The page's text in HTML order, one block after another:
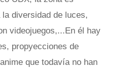
diversidad de luces,
videojuegos,...En él hay
propyecciones de
que todavía no han